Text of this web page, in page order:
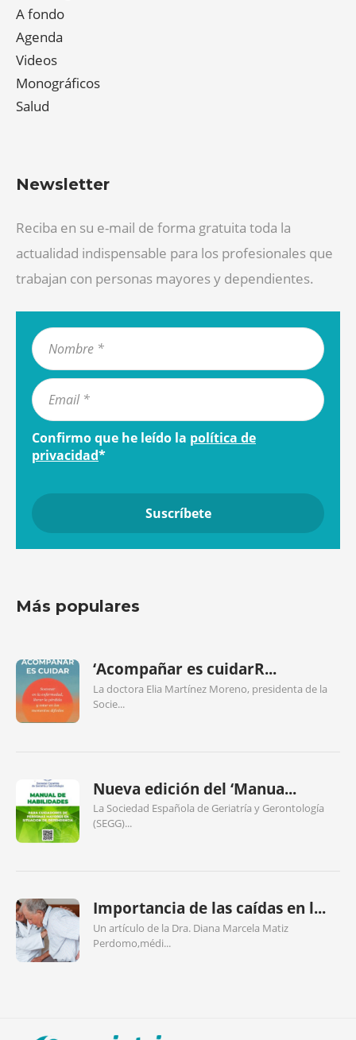
A fondo
Agenda
Videos
Monográficos
Salud
Newsletter
Reciba en su e-mail de forma gratuita toda la
actualidad indispensable para los profesionales que
trabajan con personas mayores y dependientes.
Confirmo que he leído la política de
privacidad*
Más populares
‘Acompañar es cuidarR...
La doctora Elia Martínez Moreno, presidenta de la
Socie...
Nueva edición del ‘Manua...
La Sociedad Española de Geriatría y Gerontología
(SEGG)...
Importancia de las caídas en l...
Un artículo de la Dra. Diana Marcela Matiz
Perdomo,médi...